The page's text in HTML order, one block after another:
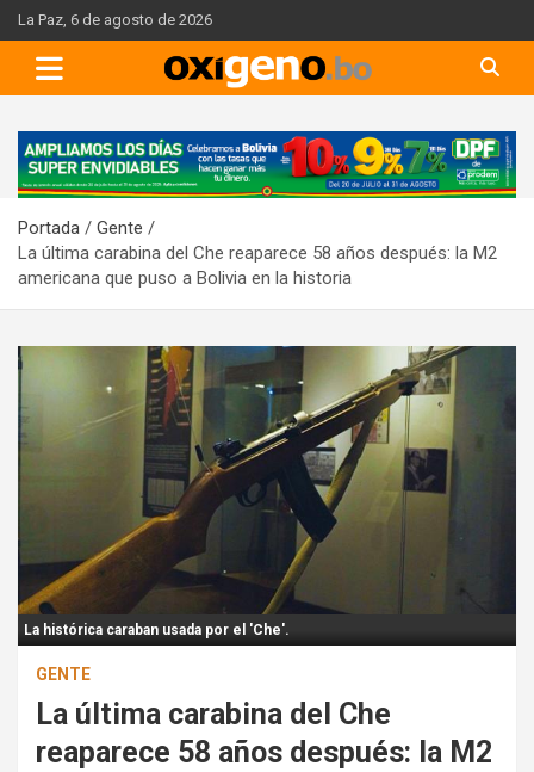
Skip
to
content
La Paz, 6 de agosto de 2026
A
d
e
r
t
s
e
m
Portada
Gente
La última carabina del Che reaparece 58 años después: la M2
americana que puso a Bolivia en la historia
La histórica caraban usada por el 'Che'.
GENTE
La última carabina del Che
reaparece 58 años después: la M2